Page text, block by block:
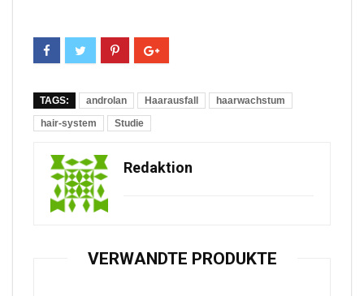
TAGS: androlan Haarausfall
haarwachstum
hair-system
Studie
Redaktion
VERWANDTE PRODUKTE